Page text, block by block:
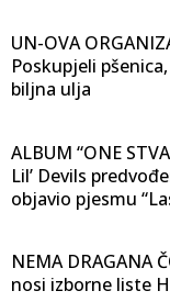
UN-OVA
Poskupjeli
biljna ulja
ALBUM “ONE
Lil’ Devils
objavio pjesmu
NEMA DRAGANA
nosi izborne liste